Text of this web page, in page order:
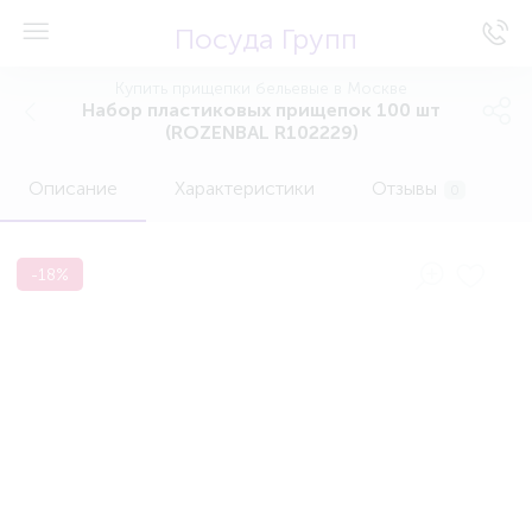
Посуда Групп
Набор пластиковых прищепок 100 шт
(ROZENBAL R102229)
Описание Характеристики Отзывы
-18%